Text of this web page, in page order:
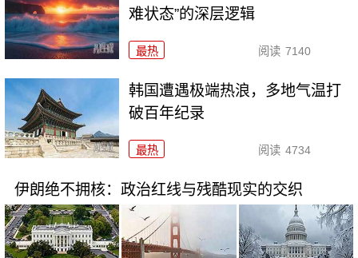
难状态”的深层逻辑
最热 阅读 7140
韩国遭遇极端热浪，多地气温打
破百年纪录
最热 阅读 4734
伊朗绝不拥核：政治红线与残酷现实的交织